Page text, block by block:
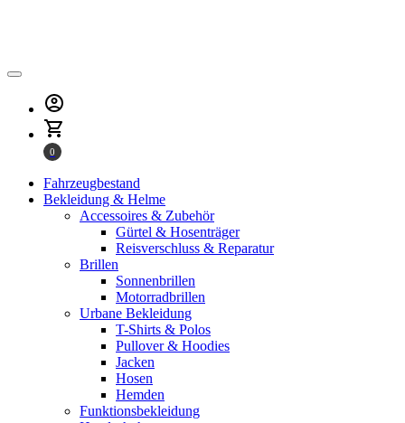
0
Fahrzeugbestand
Bekleidung & Helme
Accessoires & Zubehör
Gürtel & Hosenträger
Reisverschluss & Reparatur
Brillen
Sonnenbrillen
Motorradbrillen
Urbane Bekleidung
T-Shirts & Polos
Pullover & Hoodies
Jacken
Hosen
Hemden
Funktionsbekleidung